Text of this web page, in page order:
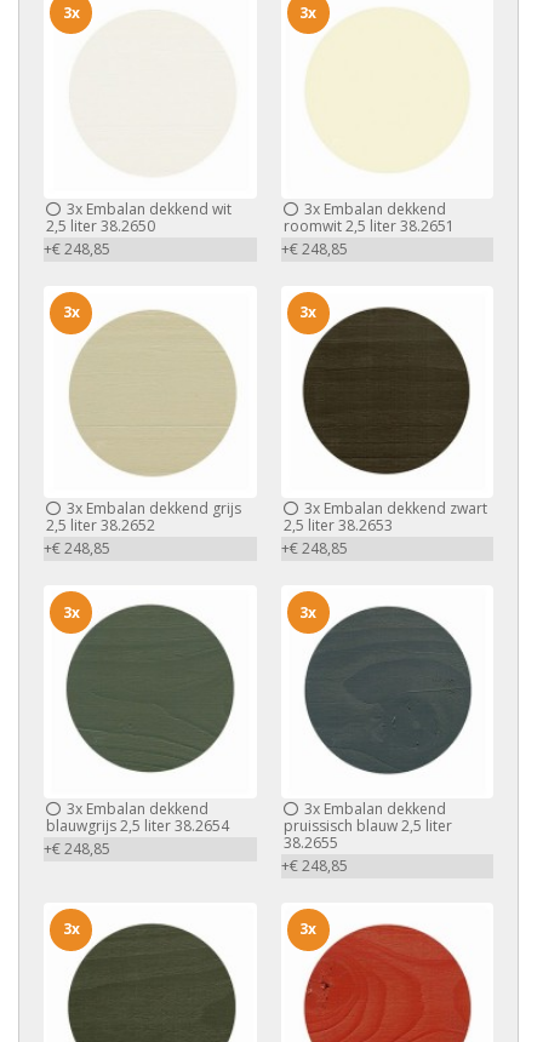
3x Embalan dekkend wit
2,5 liter 38.2650
+€ 248,85
3x
3xEmbalan dekkend
roomwit 2,5 liter 38.2651
+€ 248,85
3x
3x Embalan dekkend grijs
2,5 liter 38.2652
+€ 248,85
3x
3xEmbalan dekkend zwart
2,5 liter 38.2653
+€ 248,85
3x
3x Embalan dekkend
blauwgrijs 2,5 liter 38.2654
+€ 248,85
3x
3xEmbalan dekkend
pruissisch blauw 2,5 liter
38.2655
+€ 248,85
3x
3x 3x